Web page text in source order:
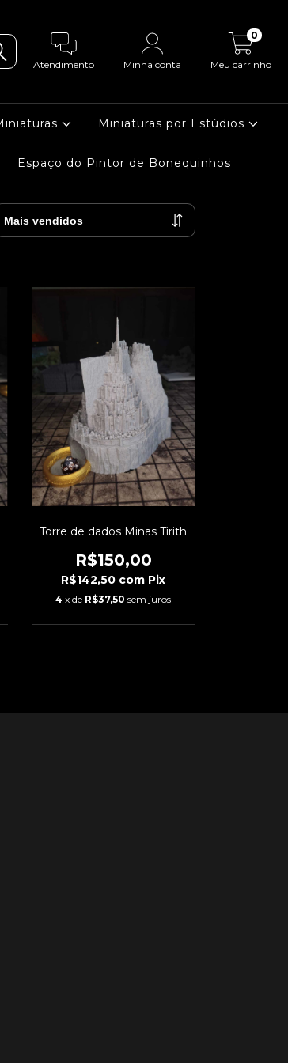
Atendimento Minha conta Meu carrinho
0
Miniaturas por Estúdios
Espaço do Pintor de Bonequinhos
Torre de dados Minas Tirith
R$150,00
R$142,50 com Pix
4 x de R$37,50 sem juros